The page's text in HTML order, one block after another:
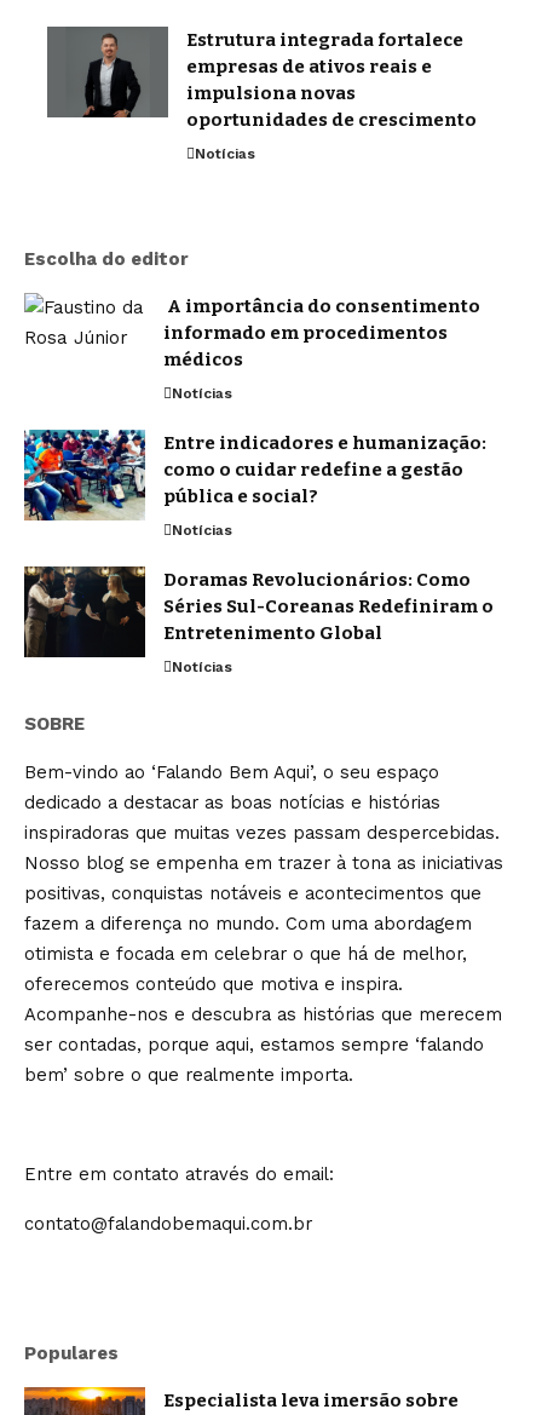
Estrutura integrada fortalece
empresas de ativos reais e
impulsiona novas
oportunidades de crescimento
Notícias
Escolha do editor
A importância do consentimento
informado em procedimentos
médicos
Notícias
Entre indicadores e humanização:
como o cuidar redefine a gestão
pública e social?
Notícias
Doramas Revolucionários: Como
Séries Sul-Coreanas Redefiniram o
Entretenimento Global
Notícias
SOBRE
Bem-vindo ao ‘Falando Bem Aqui’, o seu espaço
dedicado a destacar as boas notícias e histórias
inspiradoras que muitas vezes passam despercebidas.
Nosso blog se empenha em trazer à tona as iniciativas
positivas, conquistas notáveis e acontecimentos que
fazem a diferença no mundo. Com uma abordagem
otimista e focada em celebrar o que há de melhor,
oferecemos conteúdo que motiva e inspira.
Acompanhe-nos e descubra as histórias que merecem
ser contadas, porque aqui, estamos sempre ‘falando
bem’ sobre o que realmente importa.
Entre em contato através do email:
contato@falandobemaqui.com.br
Populares
Especialista leva imersão sobre